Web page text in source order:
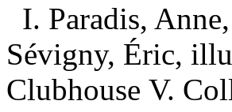
I. Paradis,
Sévigny, Éric,
Clubhouse V.